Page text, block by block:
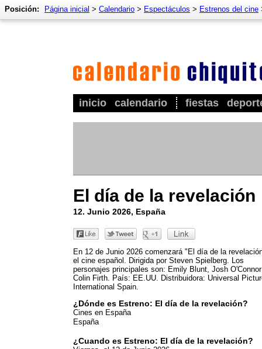
inicio calendario fiestas
Posición: Página inicial > Calendario > Espectáculos > Estrenos del cine
El día de la revelación
12. Junio 2026, España
En 12 de Junio 2026 comenzará "El día de la
el cine español. Dirigida por Steven Spielberg. Los
personajes principales son: Emily Blunt, Josh
Colin Firth. País: EE.UU. Distribuidora: Universal
International Spain.
¿Dónde es Estreno: El día de la revelación?
Cines en España
España
¿Cuando es Estreno: El día de la revelación?